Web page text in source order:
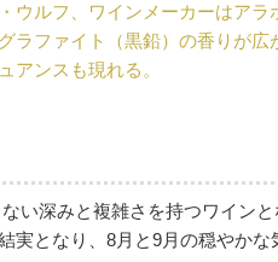
ルフ、ワインメーカーはア
ファイト（黒鉛）の香りが
アンスも現れる。
い深みと複雑さを持つワインと
となり、8月と9月の穏やか